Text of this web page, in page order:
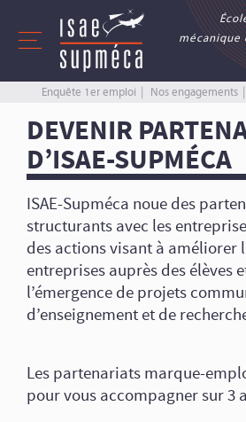
mécanique
Enquête 1er emploi Nos engagements
DEVENIR
D’ISAE-SUPMÉCA
ISAE-Supméca noue des
structurants avec les
des actions visant à améliorer
entreprises auprès des élèves
l’émergence de projets
d’enseignement et de
Les partenariats marque-
pour vous accompagner sur 3